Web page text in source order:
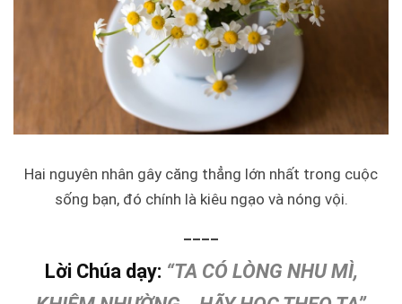
Hai nguyên nhân gây căng thẳng lớn nhất trong cuộc
sống bạn, đó chính là kiêu ngạo và nóng vội.
Lời Chúa dạy: “TA CÓ LÒNG NHU MÌ,